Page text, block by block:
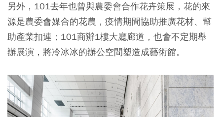
另外，101去年也曾與農委會合作花卉策展，花的來
源是農委會媒合的花農，疫情期間協助推廣花材、幫
助產業扣連；101商辦1樓大廳廊道，也會不定期舉
辦展演，將冷冰冰的辦公空間塑造成藝術館。